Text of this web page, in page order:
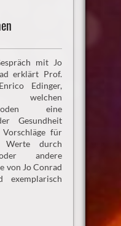
mit Jo
erklärt Prof.
Edinger,
welchen
eine
Gesundheit
für
Werte durch
oder andere
von Jo Conrad